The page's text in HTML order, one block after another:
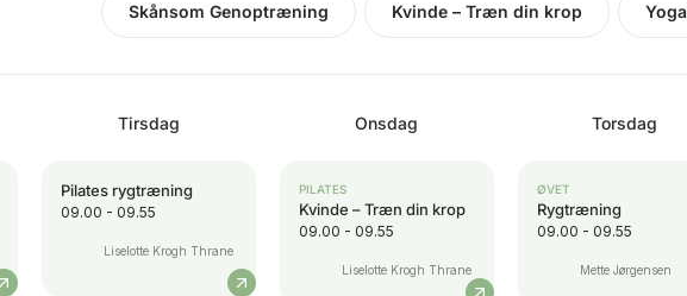
Skånsom Genoptræning Kvinde – Træn din krop Yoga
Tirsdag
Pilates rygtræning
09.00 - 09.55
Liselotte Krogh Thrane
Onsdag
PILATES
Kvinde – Træn din krop
09.00 - 09.55
Liselotte Krogh Thrane
Torsdag
ØVET
Rygtræning
09.00 - 09.55
Mette Jørgensen